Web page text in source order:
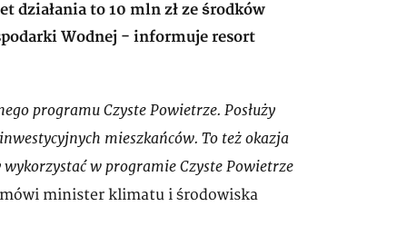
działania to 10 mln zł ze środków
Wodnej - informuje resort
programu Czyste Powietrze. Posłuży
mieszkańców. To też okazja
w programie Czyste Powietrze
minister klimatu i środowiska